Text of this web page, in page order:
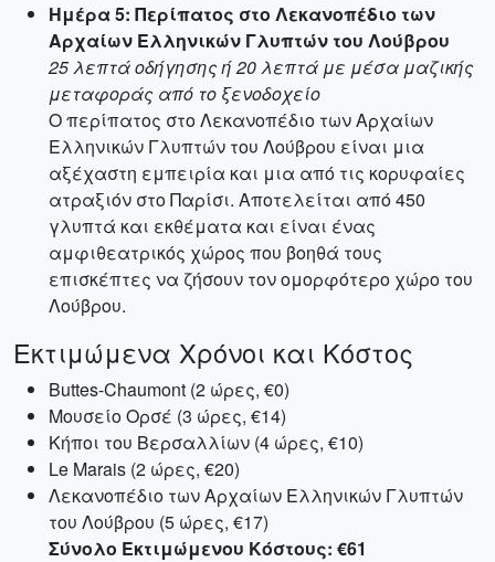
Ημέρα 5: Περίπατος στο Λεκανοπέδιο των
Αρχαίων Ελληνικών Γλυπτών του Λούβρου
25 λεπτά οδήγησης ή 20 λεπτά με μέσα μαζικής
μεταφοράς από το ξενοδοχείο
Ο περίπατος στο Λεκανοπέδιο των Αρχαίων
Ελληνικών Γλυπτών του Λούβρου είναι μια
αξέχαστη εμπειρία και μια από τις κορυφαίες
ατραξιόν στο Παρίσι. Αποτελείται από 450
γλυπτά και εκθέματα και είναι ένας
αμφιθεατρικός χώρος που βοηθά τους
επισκέπτες να ζήσουν τον ομορφότερο χώρο του
Λούβρου.
Εκτιμώμενα Χρόνοι και Κόστος
Buttes-Chaumont (2 ώρες, €0)
Μουσείο Ορσέ (3 ώρες, €14)
Κήποι του Βερσαλλίων (4 ώρες, €10)
Le Marais (2 ώρες, €20)
Λεκανοπέδιο των Αρχαίων Ελληνικών Γλυπτών
του Λούβρου (5 ώρες, €17)
Σύνολο Εκτιμώμενου Κόστους: €61